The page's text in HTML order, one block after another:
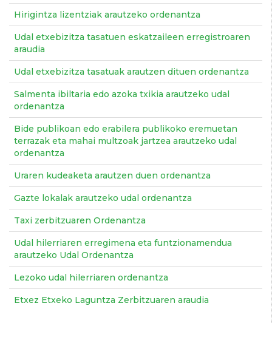
Hirigintza lizentziak arautzeko ordenantza
Udal etxebizitza tasatuen eskatzaileen erregistroaren
araudia
Udal etxebizitza tasatuak arautzen dituen ordenantza
Salmenta ibiltaria edo azoka txikia arautzeko udal
ordenantza
Bide publikoan edo erabilera publikoko eremuetan
terrazak eta mahai multzoak jartzea arautzeko udal
ordenantza
Uraren kudeaketa arautzen duen ordenantza
Gazte lokalak arautzeko udal ordenantza
Taxi zerbitzuaren Ordenantza
Udal hilerriaren erregimena eta funtzionamendua
arautzeko Udal Ordenantza
Lezoko udal hilerriaren ordenantza
Etxez Etxeko Laguntza Zerbitzuaren araudia